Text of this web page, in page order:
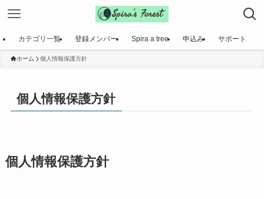
カテゴリ一覧 登録メンバー Spira a tree 申込み サポート
ホーム 個人情報保護方針
個人情報保護方針
個人情報保護方針